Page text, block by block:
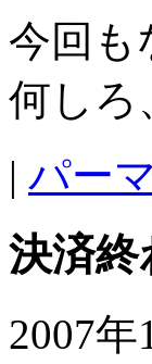
今回も
何し
| パー
決済終
2007年